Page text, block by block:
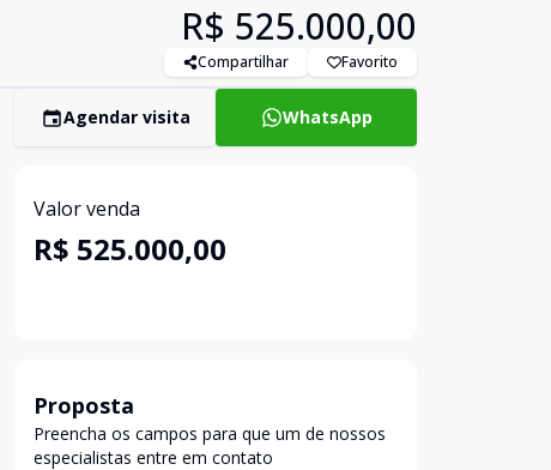
R$ 525.000,00
Compartilhar Favorito
Agendar visita WhatsApp
Valor venda
R$ 525.000,00
Proposta
Preencha os campos para que um de nossos
especialistas entre em contato